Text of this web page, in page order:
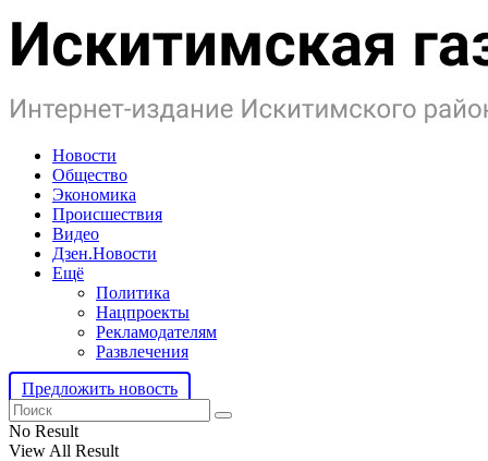
Новости
Общество
Экономика
Происшествия
Видео
Дзен.Новости
Ещё
Политика
Нацпроекты
Рекламодателям
Развлечения
Предложить новость
No Result
View All Result